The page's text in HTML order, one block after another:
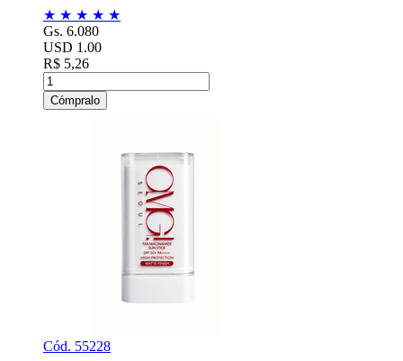
★ ★ ★ ★ ★
Gs. 6.080
USD 1.00
R$ 5,26
Cómpralo
Cód. 55228